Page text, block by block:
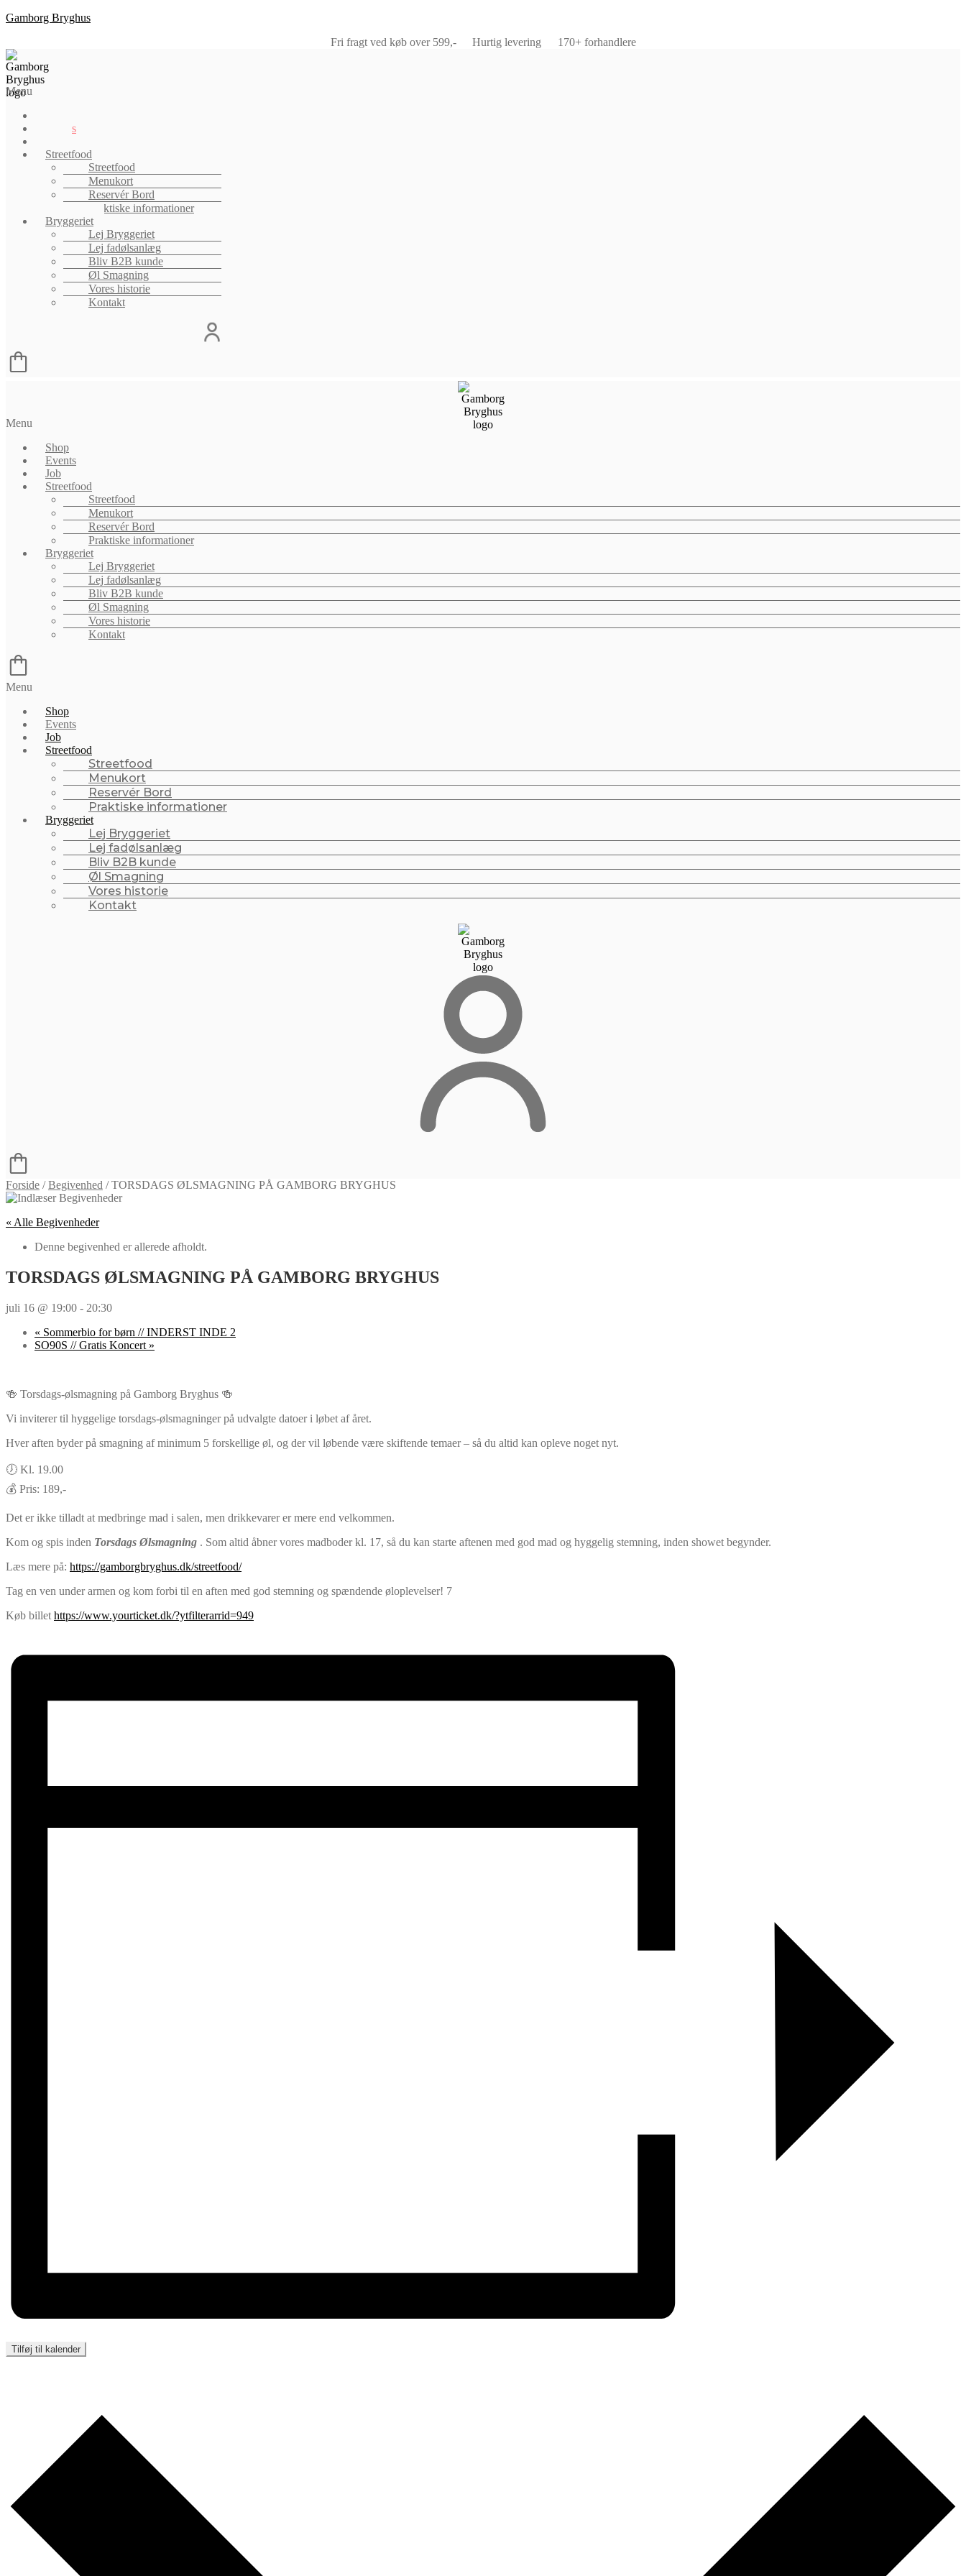
Gamborg Bryghus
Fri fragt ved køb over 599,-
Hurtig levering 170+ forhandlere
Menu
Events
Streetfood
Streetfood
Menukort
Reservér Bord
Praktiske informationer
Bryggeriet
Lej Bryggeriet
Lej fadølsanlæg
Bliv B2B kunde
Øl Smagning
Vores historie
Kontakt
Menu
Shop
Events
Job
Streetfood
Streetfood
Menukort
Reservér Bord
Praktiske informationer
Bryggeriet
Lej Bryggeriet
Lej fadølsanlæg
Bliv B2B kunde
Øl Smagning
Vores historie
Kontakt
Menu
Shop
Events
Job
Streetfood
Streetfood
Menukort
Reservér Bord
Praktiske informationer
Bryggeriet
Lej Bryggeriet
Lej fadølsanlæg
Bliv B2B kunde
Øl Smagning
Vores historie
Kontakt
Forside /Begivenhed /TORSDAGS ØLSMAGNING PÅ GAMBORG BRYGHUS
« Alle Begivenheder
Denne begivenhed er allerede afholdt.
TORSDAGS ØLSMAGNING PÅ GAMBORG BRYGHUS
juli 16 @ 19:00 - 20:30
« Sommerbio for børn // INDERST INDE 2
SO90S // Gratis Koncert »
🍻 Torsdags-ølsmagning på Gamborg Bryghus 🍻
Vi inviterer til hyggelige torsdags-ølsmagninger på udvalgte datoer i løbet af året.
Hver aften byder på smagning af minimum 5 forskellige øl, og der vil løbende være skiftende temaer – så du altid kan opleve noget nyt.
🕖 Kl. 19.00
💰 Pris: 189,-
Det er ikke tilladt at medbringe mad i salen, men drikkevarer er mere end velkommen.
Kom og spis inden Torsdags Ølsmagning . Som altid åbner vores madboder kl. 17, så du kan starte aftenen med god mad og hyggelig stemning, inden showet begynder.
Læs mere på: https://gamborgbryghus.dk/streetfood/
Tag en ven under armen og kom forbi til en aften med god stemning og spændende øloplevelser! 7
Køb billet https://www.yourticket.dk/?ytfilterarrid=949
Tilføj til kalender